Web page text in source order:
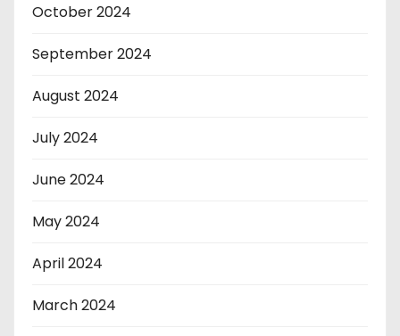
October 2024
September 2024
August 2024
July 2024
June 2024
May 2024
April 2024
March 2024